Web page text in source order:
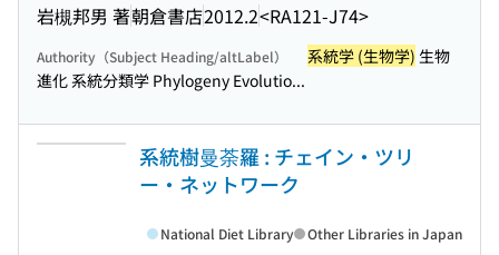
岩槻邦男 著朝倉書店2012.2<RA121-J74>
Authority（Subject Heading/altLabel） 系統学 (生物学) 生物
進化 系統分類学 Phylogeny Evolutio...
系統樹曼荼羅 : チェイン・ツリ
ー・ネットワーク
National Diet Library Other Libraries in Japan